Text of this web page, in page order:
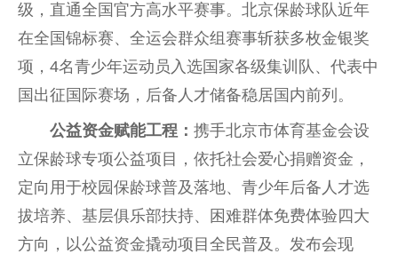
级，直通全国官方高水平赛事。北京保龄球队近年
在全国锦标赛、全运会群众组赛事斩获多枚金银奖
项，4名青少年运动员入选国家各级集训队、代表中
国 出征国际赛场，后备人才储备稳居国内前列。
公益资金赋能工程： 携手北京市体育基金会设
立保龄球专项公益项目，依托社会爱心捐赠资金，
定向用于校园保龄球普及落地、青少年后备人才选
拔培养、基层俱乐部扶持、困难群体免费体验四大
方向，以公益资金撬动项目全民普及。发布会现